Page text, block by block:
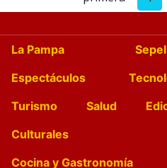
La Pampa
Espectáculos
Turismo
Salud
Culturales
Cocina y Gastronomía